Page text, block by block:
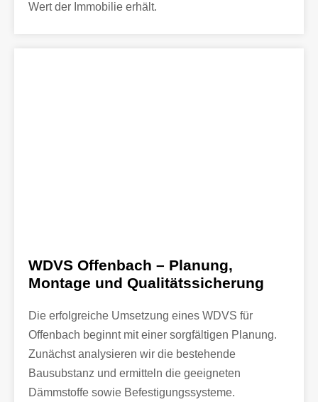
Wert der Immobilie erhält.
WDVS Offenbach – Planung,
Montage und Qualitätssicherung
Die erfolgreiche Umsetzung eines WDVS für
Offenbach beginnt mit einer sorgfältigen Planung.
Zunächst analysieren wir die bestehende
Bausubstanz und ermitteln die geeigneten
Dämmstoffe sowie Befestigungssysteme.